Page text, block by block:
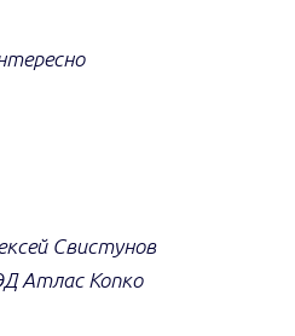
Свистунов
Атлас Копко